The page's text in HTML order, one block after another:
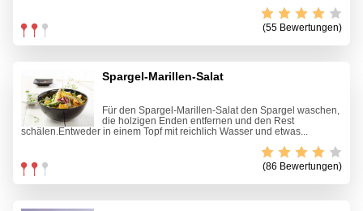
(55 Bewertungen)
Spargel-Marillen-Salat
Für den Spargel-Marillen-Salat den Spargel waschen,
die holzigen Enden entfernen und den Rest
schälen.Entweder in einem Topf mit reichlich Wasser und etwas...
(86 Bewertungen)